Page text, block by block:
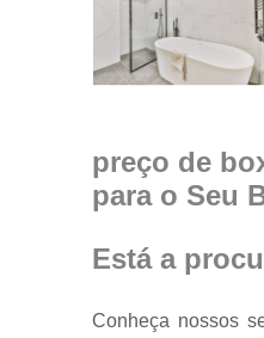
preço de
para o Seu
Está a
Conheça nossos